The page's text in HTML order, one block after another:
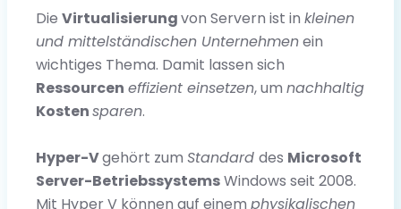
Die Virtualisierungvon Servern ist in kleinen
und mittelständischen Unternehmenein
wichtiges Thema. Damit lassen sich
Ressourcen effizient einsetzen, um nachhaltig
Kostensparen.
Hyper-Vgehört zum Standard des Microsoft
Server-BetriebssystemsWindows seit 2008.
Mit Hyper V können auf einem physikalischen